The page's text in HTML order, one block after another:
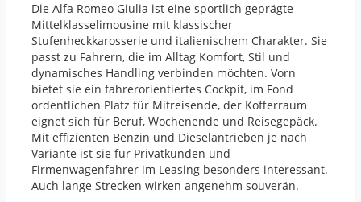
Die Alfa Romeo Giulia ist eine sportlich geprägte
Mittelklasselimousine mit klassischer
Stufenheckkarosserie und italienischem Charakter. Sie
passt zu Fahrern, die im Alltag Komfort, Stil und
dynamisches Handling verbinden möchten. Vorn
bietet sie ein fahrerorientiertes Cockpit, im Fond
ordentlichen Platz für Mitreisende, der Kofferraum
eignet sich für Beruf, Wochenende und Reisegepäck.
Mit effizienten Benzin und Dieselantrieben je nach
Variante ist sie für Privatkunden und
Firmenwagenfahrer im Leasing besonders interessant.
Auch lange Strecken wirken angenehm souverän.